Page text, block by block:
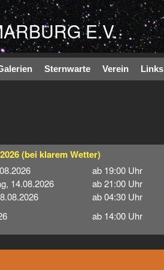
Direkt zum Inhalt
E.V.
Sternwarte Verein Links
(bei klarem Wetter)
14.08.2026
ab 19:00 Uhr
ab 21:00 Uhr
ab 04:30 Uhr
ab 14:00 Uhr